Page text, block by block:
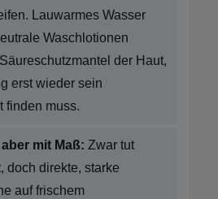
Lauwarmes Wasser
Waschlotionen
der Haut,
erst wieder sein
finden muss.
mit Maß: Zwar tut
doch direkte, starke
auf frischem